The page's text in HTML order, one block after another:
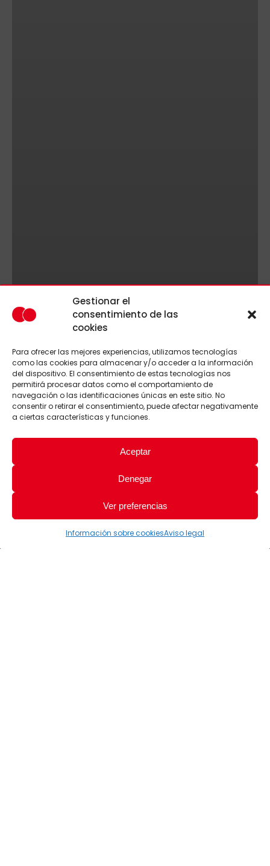
Gestionar el
consentimiento de las
cookies
Para ofrecer las mejores experiencias, utilizamos tecnologías
como las cookies para almacenar y/o acceder a la información
del dispositivo. El consentimiento de estas tecnologías nos
permitirá procesar datos como el comportamiento de
navegación o las identificaciones únicas en este sitio. No
consentir o retirar el consentimiento, puede afectar negativamente
a ciertas características y funciones.
Aceptar
Denegar
Ver preferencias
Información sobre cookiesAviso legal